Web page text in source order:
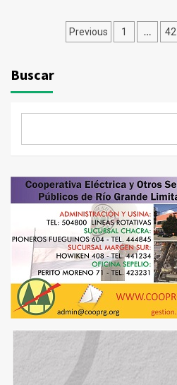
Paginación
Previous 1 … 42
Buscar